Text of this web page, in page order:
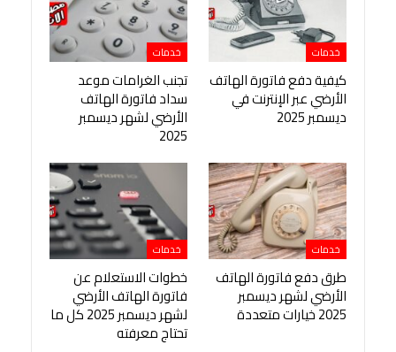
خدمات
كيفية دفع فاتورة الهاتف
الأرضي عبر الإنترنت في
ديسمبر 2025
خدمات
تجنب الغرامات موعد
سداد فاتورة الهاتف
الأرضي لشهر ديسمبر
2025
خدمات
طرق دفع فاتورة الهاتف
الأرضي لشهر ديسمبر
2025 خيارات متعددة
خدمات
خطوات الاستعلام عن
فاتورة الهاتف الأرضي
لشهر ديسمبر 2025 كل ما
تحتاج معرفته